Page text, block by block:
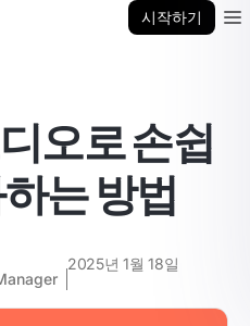
시작하기
오로 손쉽
는 방법
2025년 1월 18일